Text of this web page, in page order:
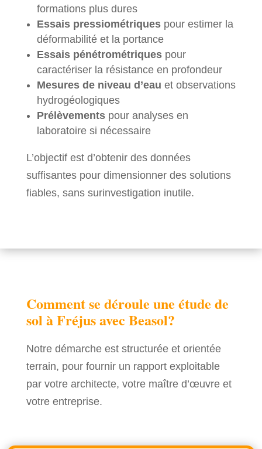
formations plus dures
Essais pressiométriquespour estimer la
déformabilité et la portance
Essais pénétrométriquespour
caractériser la résistance en profondeur
Mesures de niveau d’eau et observations
hydrogéologiques
Prélèvementspour analyses en
laboratoire si nécessaire
L’objectif est d’obtenir des données
suffisantes pour dimensionner des solutions
fiables, sans surinvestigation inutile.
Comment se déroule une étude de
sol à Fréjus avec Beasol?
Notre démarche est structurée et orientée
terrain, pour fournir un rapport exploitable
par votre architecte, votre maître d’œuvre et
votre entreprise.